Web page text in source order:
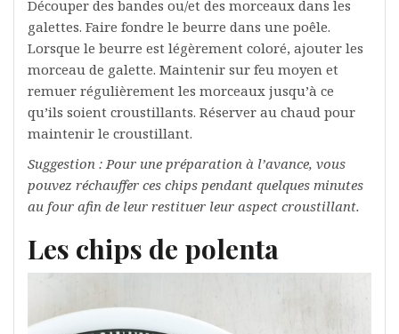
Découper des bandes ou/et des morceaux dans les
galettes. Faire fondre le beurre dans une poêle.
Lorsque le beurre est légèrement coloré, ajouter les
morceau de galette. Maintenir sur feu moyen et
remuer régulièrement les morceaux jusqu’à ce
qu’ils soient croustillants. Réserver au chaud pour
maintenir le croustillant.
Suggestion : Pour une préparation à l’avance, vous
pouvez réchauffer ces chips pendant quelques minutes
au four afin de leur restituer leur aspect croustillant.
Les chips de polenta